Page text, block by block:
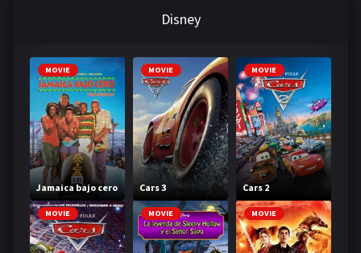
Disney
MOVIE
Jamaica bajo cero
MOVIE
Cars 3
MOVIE
Cars 2
MOVIE MOVIE MOVIE